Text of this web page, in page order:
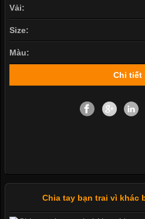
Vải:
Size:
Màu:
Chi tiết
Chia tay bạn trai vì khác